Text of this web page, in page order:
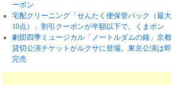
ーポン
宅配クリーニング「せんたく便保管パック（最大
10点）」割引クーポンが半額以下で。くまポン
劇団四季ミュージカル「ノートルダムの鐘」京都
貸切公演チケットがルクサに登場。東京公演は即
完売